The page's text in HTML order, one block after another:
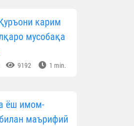
карим
мусобақа
9192 1 min.
ёш имом-
маърифий